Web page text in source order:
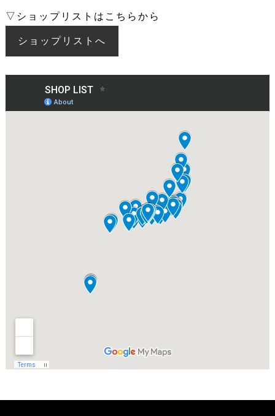
▽ショップリストはこちらから
ショップリストへ